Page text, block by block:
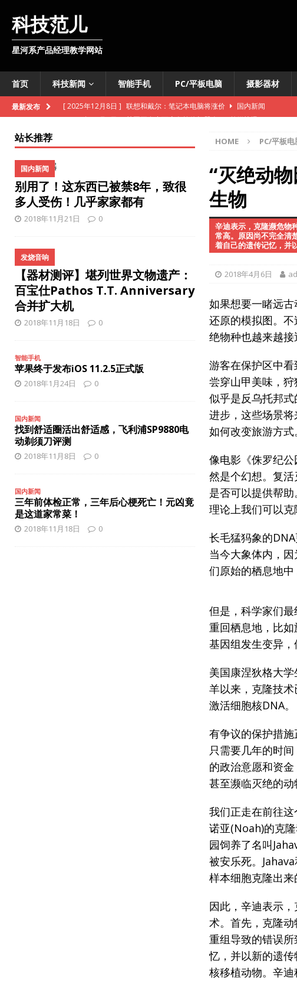
科技范儿
星河系产品经理教学网站
首页 科技新闻 智能手机 PC/平板电脑 摄影器材
最新发布 [ 2025年12月8日 ] 韩国开发出可变色软体机器人
外媒快讯
[ 2025年10月28日 ] 联通基站车开进明水古城
国内新闻
iPhone即将推出数字版护照
智能手机
[ 2025年10月27日 ] TCL推出智慧酒店电视机解决方案
国内新闻
[ 2025年10月27日 ] 法意两国联合开发月球核反应堆
外媒快讯
雪佛兰新款Bolt售价低于3万美元
外媒快讯
苹果或将推出3款新iPhone手机
智能手机
[ 2025年12月8日 ]
iPhone 17 Pro缺少夜间人像模式？
[ 2025年12月8日 ] 联想和戴尔：笔记本电脑将涨价
HOME PC/平板电
“灭绝动
生物
辛迪表示，克隆濒危物
常高。原因尚不完全清
着自己的遗传记忆，并
2018年4月6日
如果想要一睹远
还原的模拟图。
绝物种也越来越
游客在保护区中
尝穿山甲美味，
似乎是反乌托邦
进步，这些场景
如何改变旅游方式。
像电影《侏罗纪
然是个幻想。复
是否可以提供帮
理论上我们可以克
长毛猛犸象的
当今大象体内，
们原始的栖息地中
但是，科学家们
重回栖息地，比
基因组发生变异，
美国康涅狄格大
羊以来，克隆技
激活细胞核DNA。
有争议的保护措
只需要几年的时
的政治意愿和资
甚至濒临灭绝的动
我们正走在前往
诺亚(Noah)的克
园饲养了名叫
被安乐死。
样本细胞克隆出来
因此，辛迪表示
术。首先，克隆
重组导致的错误
忆，并以新的遗
核移植动物。辛
站长推荐
别用了！这东西已被禁8年，致很
多人受伤！几乎家家都有
国内新闻
2018年11月21日 0
【器材测评】堪列世界文物遗产：
百宝仕Pathos T.T. Anniversary
合并扩大机
发烧音响
2018年11月18日 0
智能手机
苹果终于发布iOS 11.2.5正式版
2018年1月24日 0
国内新闻
找到舒适圈活出舒适感，飞利浦SP9880电
动剃须刀评测
2018年11月8日 0
国内新闻
三年前体检正常，三年后心梗死亡！元凶竟
是这道家常菜！
2018年11月18日 0